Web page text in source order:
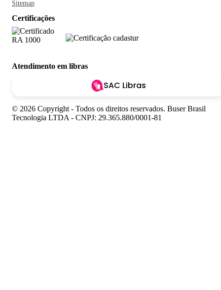
Sitemap
Certificações
Atendimento em libras
SAC Libras
© 2026 Copyright - Todos os direitos reservados. Buser Brasil
Tecnologia LTDA - CNPJ: 29.365.880/0001-81